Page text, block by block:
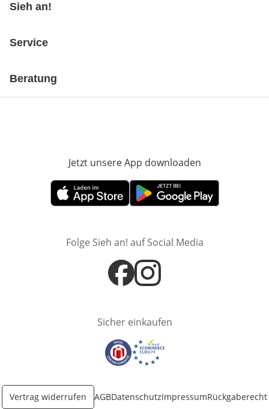
Sieh an!
Service
Beratung
Jetzt unsere App downloaden
Öffnet in neuem FensterÖffnet in neuem Fenster
Folge Sieh an! auf Social Media
Öffnet in neuem Fenster
Öffnet in neuem Fenster
Sicher einkaufen
Öffnet in neuem Fenster
Öffnet in neuem Fenster
Vertrag widerrufen AGBDatenschutzImpressumRückgaberecht